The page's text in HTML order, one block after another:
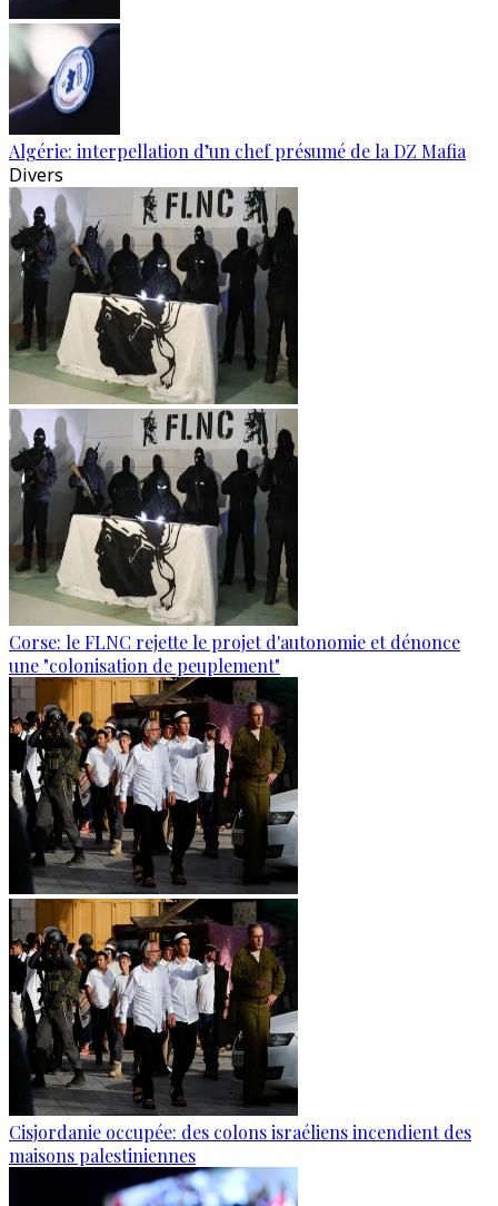
Algérie: interpellation d’un chef présumé de la DZ Mafia
Divers
Corse: le FLNC rejette le projet d'autonomie et dénonce
une "colonisation de peuplement"
Cisjordanie occupée: des colons israéliens incendient des
maisons palestiniennes